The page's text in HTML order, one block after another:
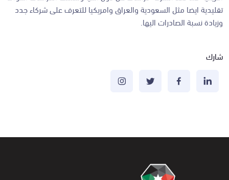
تقليدية ايضا مثل السعودية والعراق وامريكيا للتعرف على شركاء جدد
وزيادة نسبة الصادرات اليها.
شارك